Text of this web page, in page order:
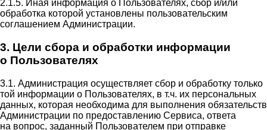
2.1.5. Иная информация о Пользователях, сбор и/или
обработка которой установлены пользовательским
соглашением Администрации.
3. Цели сбора и обработки информации
о Пользователях
3.1. Администрация осуществляет сбор и обработку только
той информации о Пользователях, в т.ч. их персональных
данных, которая необходима для выполнения обязательств
Администрации по предоставлению Сервиса, ответа
на вопрос, заданный Пользователем при отправке